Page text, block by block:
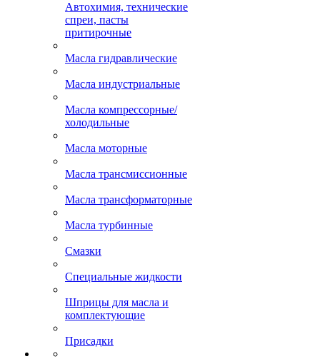
Автохимия, технические
спреи, пасты
притирочные
Масла гидравлические
Масла индустриальные
Масла компрессорные/
холодильные
Масла моторные
Масла трансмиссионные
Масла трансформаторные
Масла турбинные
Смазки
Специальные жидкости
Шприцы для масла и
комплектующие
Присадки